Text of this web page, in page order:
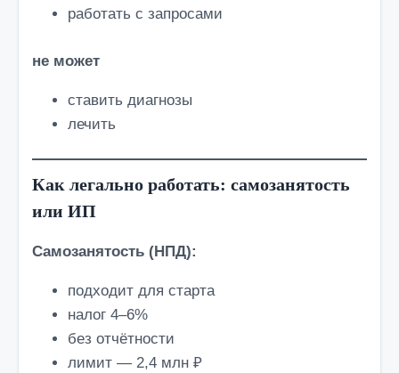
работать с запросами
не может
ставить диагнозы
лечить
Как легально работать: самозанятость
или ИП
Самозанятость (НПД):
подходит для старта
налог 4–6%
без отчётности
лимит — 2,4 млн ₽